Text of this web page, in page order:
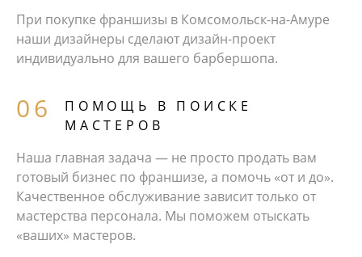
При покупке франшизы в Комсомольск-на-Амуре
наши дизайнеры сделают дизайн-проект
индивидуально для вашего барбершопа.
ПОМОЩЬ В ПОИСКЕ
МАСТЕРОВ
Наша главная задача — не просто продать вам
готовый бизнес по франшизе, а помочь «от и до».
Качественное обслуживание зависит только от
мастерства персонала. Мы поможем отыскать
«ваших» мастеров.